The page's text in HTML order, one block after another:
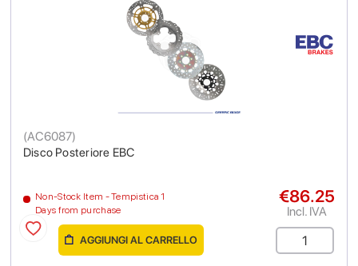
Disco Posteriore EBC
(AC6087)
Non-Stock Item - Tempistica 1
Days from purchase
€86.25
Incl. IVA
AGGIUNGI AL CARRELLO